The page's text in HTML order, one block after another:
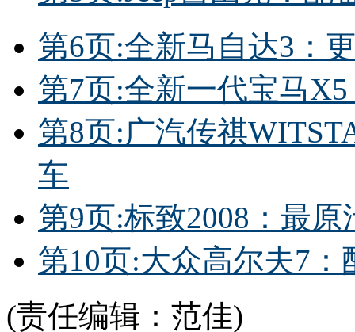
第6页:全新马自达3：
第7页:全新一代宝马
第8页:广汽传祺
车
第9页:标致2008：最
第10页:大众高尔夫7
(责任编辑：范佳)